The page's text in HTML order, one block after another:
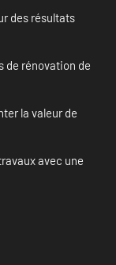
des résultats
de rénovation de
la valeur de
avec une